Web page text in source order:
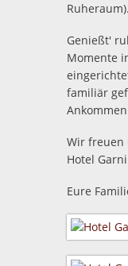
Ruheraum).
Genießt'
Momente
familiär
Wir freuen
Hotel
Eure